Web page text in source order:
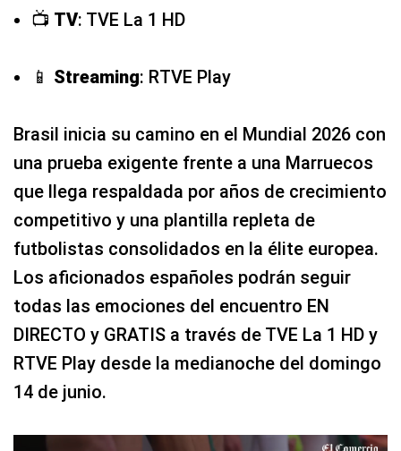
📺 TV: TVE La 1 HD
📱 Streaming: RTVE Play
Brasil inicia su camino en el Mundial 2026 con
una prueba exigente frente a una Marruecos
que llega respaldada por años de crecimiento
competitivo y una plantilla repleta de
futbolistas consolidados en la élite europea.
Los aficionados españoles podrán seguir
todas las emociones del encuentro EN
DIRECTO y GRATIS a través de TVE La 1 HD y
RTVE Play desde la medianoche del domingo
14 de junio.